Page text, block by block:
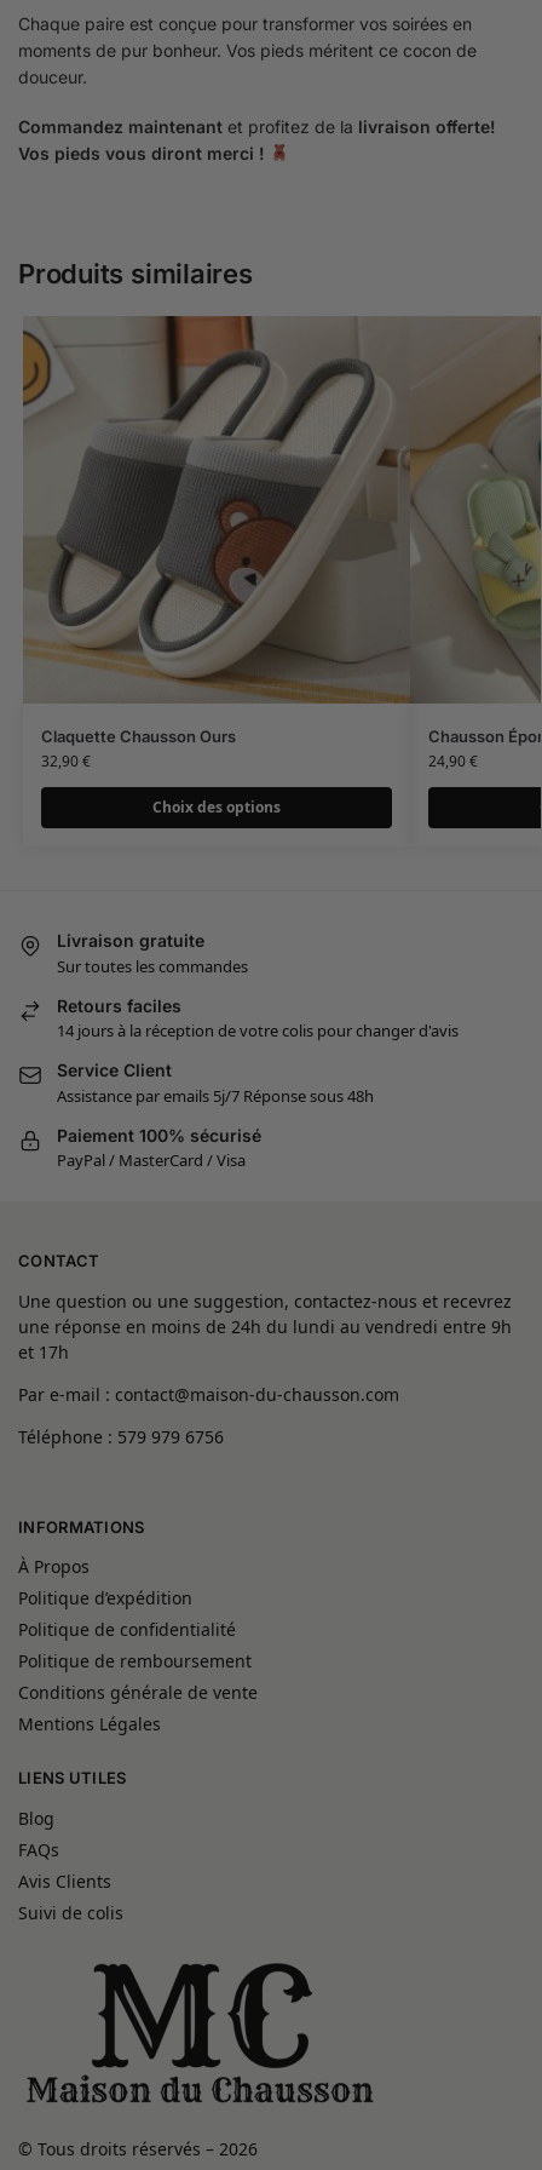
Chaque paire est conçue pour transformer vos soirées en
moments de pur bonheur. Vos pieds méritent ce cocon de
douceur.
Commandez maintenant et profitez de la livraison offerte!
Vos pieds vous diront merci !
Produits similaires
Claquette Chausson Ours
32,90€
Choix des options
Chausson
24,90€
Livraison gratuite
Sur toutes les commandes
Retours faciles
14 jours à la réception de votre colis pour changer d'avis
Service Client
Assistance par emails 5j/7 Réponse sous 48h
Paiement 100% sécurisé
PayPal / MasterCard / Visa
CONTACT
Une question ou une suggestion, contactez-nous et recevrez
une réponse en moins de 24h du lundi au vendredi entre 9h
et 17h
Par e-mail : contact@maison-du-chausson.com
Téléphone : 579 979 6756
INFORMATIONS
À Propos
Politique d’expédition
Politique de confidentialité
Politique de remboursement
Conditions générale de vente
Mentions Légales
LIENS UTILES
Blog
FAQs
Avis Clients
Suivi de colis
© Tous droits réservés – 2026